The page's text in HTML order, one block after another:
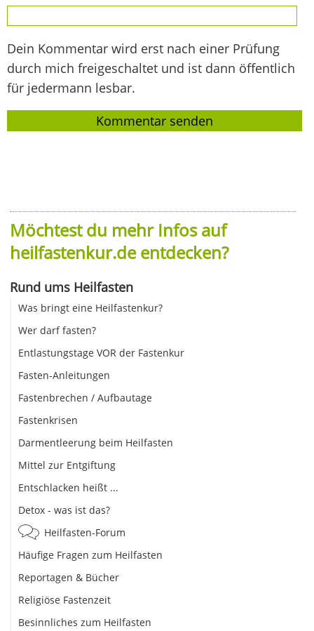
Dein Kommentar wird erst nach einer Prüfung
durch mich freigeschaltet und ist dann öffentlich
für jedermann lesbar.
Möchtest du mehr Infos auf
heilfastenkur.de entdecken?
Rund ums Heilfasten
Was bringt eine Heilfastenkur?
Wer darf fasten?
Entlastungstage VOR der Fastenkur
Fasten-Anleitungen
Fastenbrechen / Aufbautage
Fastenkrisen
Darmentleerung beim Heilfasten
Mittel zur Entgiftung
Entschlacken heißt ...
Detox - was ist das?
Heilfasten-Forum
Häufige Fragen zum Heilfasten
Reportagen & Bücher
Religiöse Fastenzeit
Besinnliches zum Heilfasten